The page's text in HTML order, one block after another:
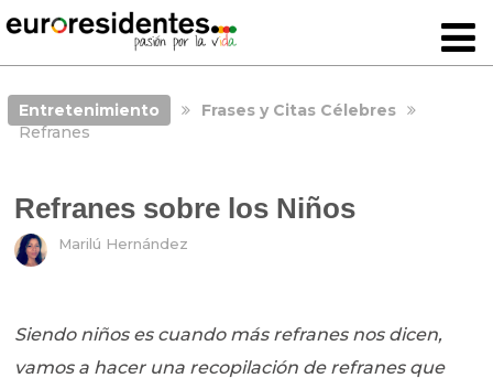
Entretenimiento
Frases y Citas Célebres
Refranes
Refranes sobre los Niños
Marilú Hernández
Siendo niños es cuando más refranes nos dicen,
vamos a hacer una recopilación de refranes que